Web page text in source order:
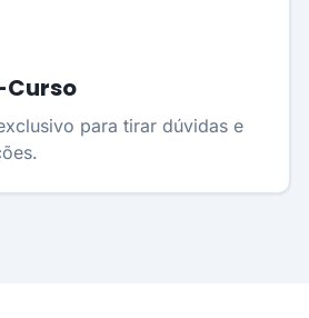
Curso
para tirar dúvidas e